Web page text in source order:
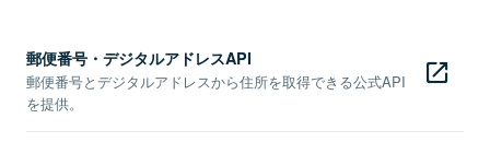
郵便番号・デジタルアドレスAPI
郵便番号とデジタルアドレスから住所を取得できる公式API
を提供。